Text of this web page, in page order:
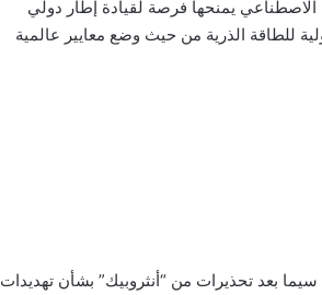
الاصطناعي يمنحها فرصة لقيادة إطار دولي
للطاقة الذرية من حيث وضع معايير عالمية
بعد تحذيرات من “أنثروبيك” بشأن تهديدات